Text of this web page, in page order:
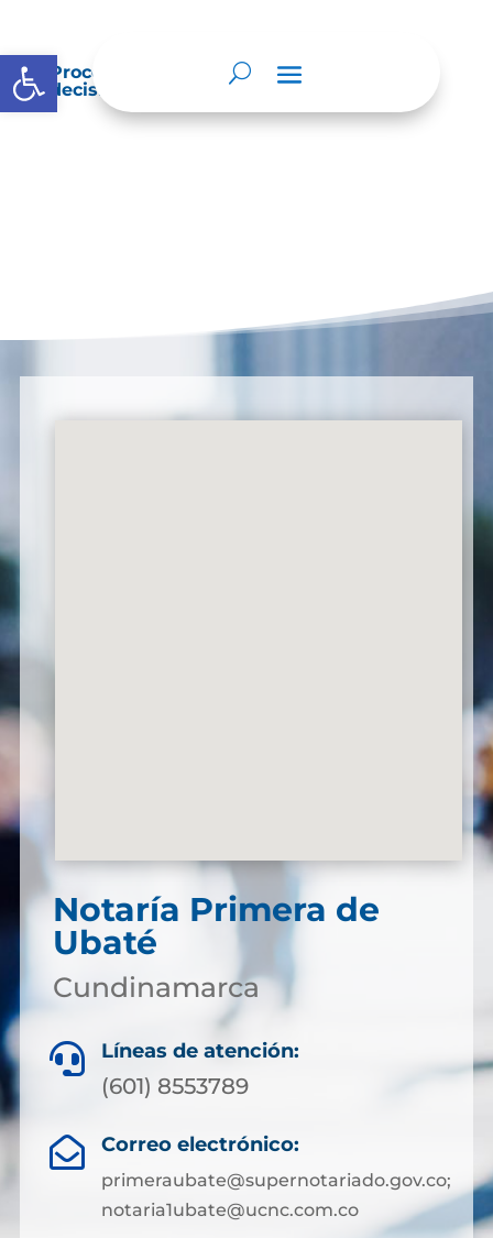
Abrir barra de herramientas
Procedimientos que se siguen para tomar
decisiones en las diferentes áreas
Notaría Primera de
Ubaté
Cundinamarca
 Líneas de atención:
(601) 8553789
 Correo electrónico:
primeraubate@supernotariado.gov.co;
notaria1ubate@ucnc.com.co